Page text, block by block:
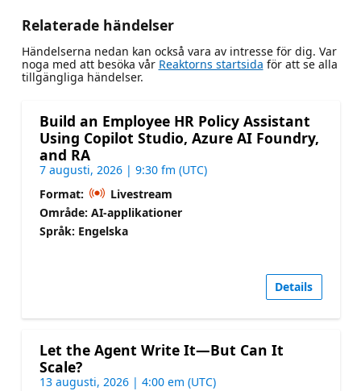
Relaterade händelser
Händelserna nedan kan också vara av intresse för dig. Var
noga med att besöka vår Reaktorns startsida för att se alla
tillgängliga händelser.
Build an Employee HR Policy Assistant
Using Copilot Studio, Azure AI Foundry,
and RA
7 augusti, 2026 | 9:30 fm (UTC)
Format:
Livestream
Område: AI-applikationer
Språk: Engelska
Details
Let the Agent Write It—But Can It
Scale?
13 augusti, 2026 | 4:00 em (UTC)